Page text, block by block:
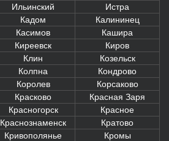
Ильинский
Истра
Кадом
Калининец
Касимов
Кашира
Киреевск
Киров
Клин
Козельск
Колпна
Кондрово
Королев
Корсаково
Красково
Красная Заря
Красногорск
Красное
Краснознаменск
Кратово
Кривополянье
Кромы